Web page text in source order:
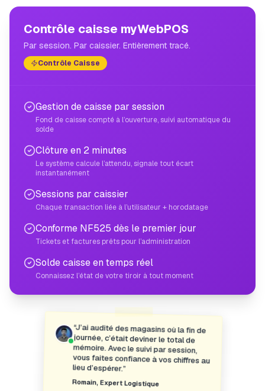
Contrôle caisse myWebPOS
Par session. Par caissier. Entièrement tracé.
Contrôle Caisse
Gestion de caisse par session
Fond de caisse compté à l’ouverture, suivi automatique du
solde
Clôture en 2 minutes
Le système calcule l’attendu, signale tout écart
instantanément
Sessions par caissier
Chaque transaction liée à l’utilisateur + horodatage
Conforme NF525 dès le premier jour
Tickets et factures prêts pour l’administration
Solde caisse en temps réel
Connaissez l’état de votre tiroir à tout moment
“J’ai audité des magasins où la fin de
journée, c’était deviner le total de
mémoire. Avec le suivi par session,
vous faites confiance à vos chiffres au
lieu d’espérer.”
Romain,Expert Logistique